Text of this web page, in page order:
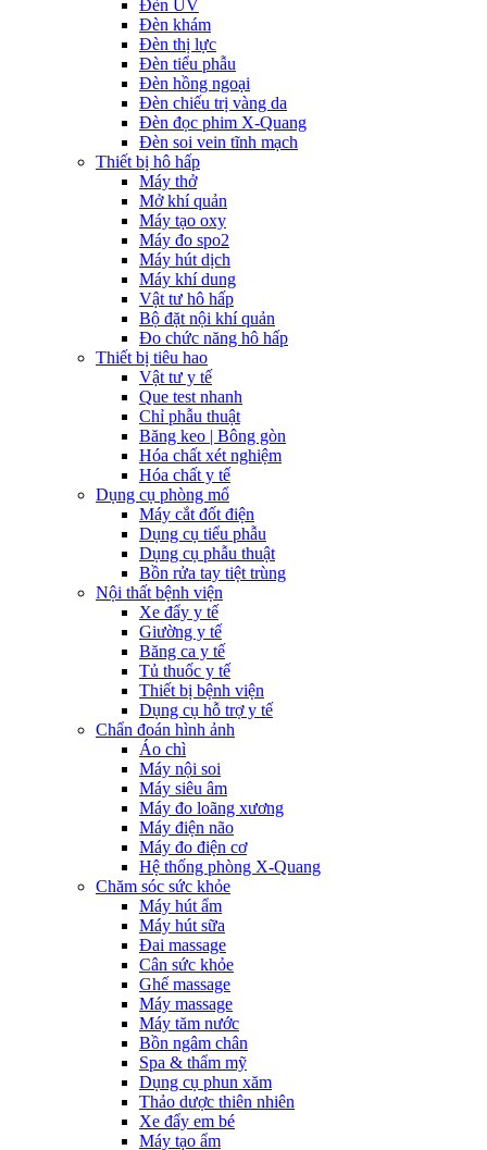
Đèn UV
Đèn khám
Đèn thị lực
Đèn tiểu phẫu
Đèn hồng ngoại
Đèn chiếu trị vàng da
Đèn đọc phim X-Quang
Đèn soi vein tĩnh mạch
Thiết bị hô hấp
Máy thở
Mở khí quản
Máy tạo oxy
Máy đo spo2
Máy hút dịch
Máy khí dung
Vật tư hô hấp
Bộ đặt nội khí quản
Đo chức năng hô hấp
Thiết bị tiêu hao
Vật tư y tế
Que test nhanh
Chỉ phẫu thuật
Băng keo | Bông gòn
Hóa chất xét nghiệm
Hóa chất y tế
Dụng cụ phòng mổ
Máy cắt đốt điện
Dụng cụ tiểu phẫu
Dụng cụ phẫu thuật
Bồn rửa tay tiệt trùng
Nội thất bệnh viện
Xe đẩy y tế
Giường y tế
Băng ca y tế
Tủ thuốc y tế
Thiết bị bệnh viện
Dụng cụ hỗ trợ y tế
Chẩn đoán hình ảnh
Áo chì
Máy nội soi
Máy siêu âm
Máy đo loãng xương
Máy điện não
Máy đo điện cơ
Hệ thống phòng X-Quang
Chăm sóc sức khỏe
Máy hút ẩm
Máy hút sữa
Đai massage
Cân sức khỏe
Ghế massage
Máy massage
Máy tăm nước
Bồn ngâm chân
Spa & thẩm mỹ
Dụng cụ phun xăm
Thảo dược thiên nhiên
Xe đẩy em bé
Máy tạo ẩm